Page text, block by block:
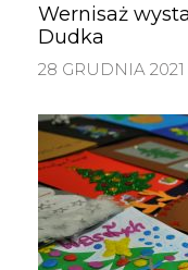
Wernisaż
Dudka
28 GRUDNIA 2021